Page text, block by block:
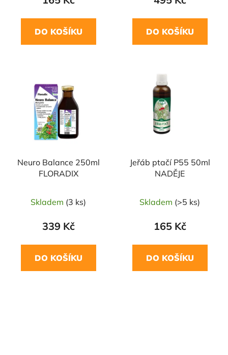
DO KOŠÍKU DO KOŠÍKU
Neuro Balance 250ml
FLORADIX
Skladem (3 ks)
339 Kč
DO KOŠÍKU
Jeřáb ptačí P55 50ml
NADĚJE
Skladem (>5 ks)
165 Kč
DO KOŠÍKU